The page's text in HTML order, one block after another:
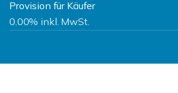
Provision für Käufer
0.00% inkl. MwSt.